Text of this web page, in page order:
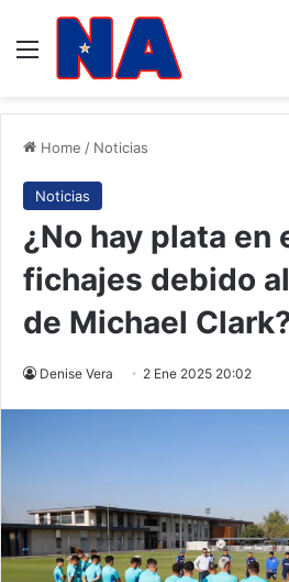
Menu
Home / Noticias
Noticias
¿No hay plata en
fichajes debido
de Michael
Denise Vera 2 Ene 2025 20:02